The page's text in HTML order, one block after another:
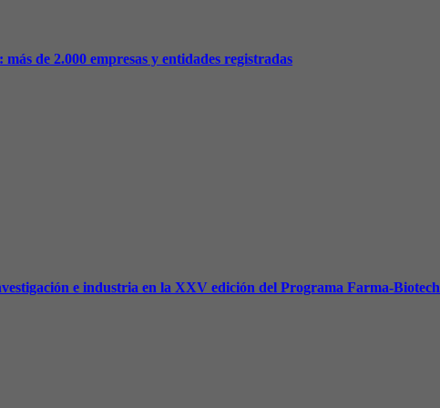
de 2.000 empresas y entidades registradas
e industria en la XXV edición del Programa Farma-Biotech